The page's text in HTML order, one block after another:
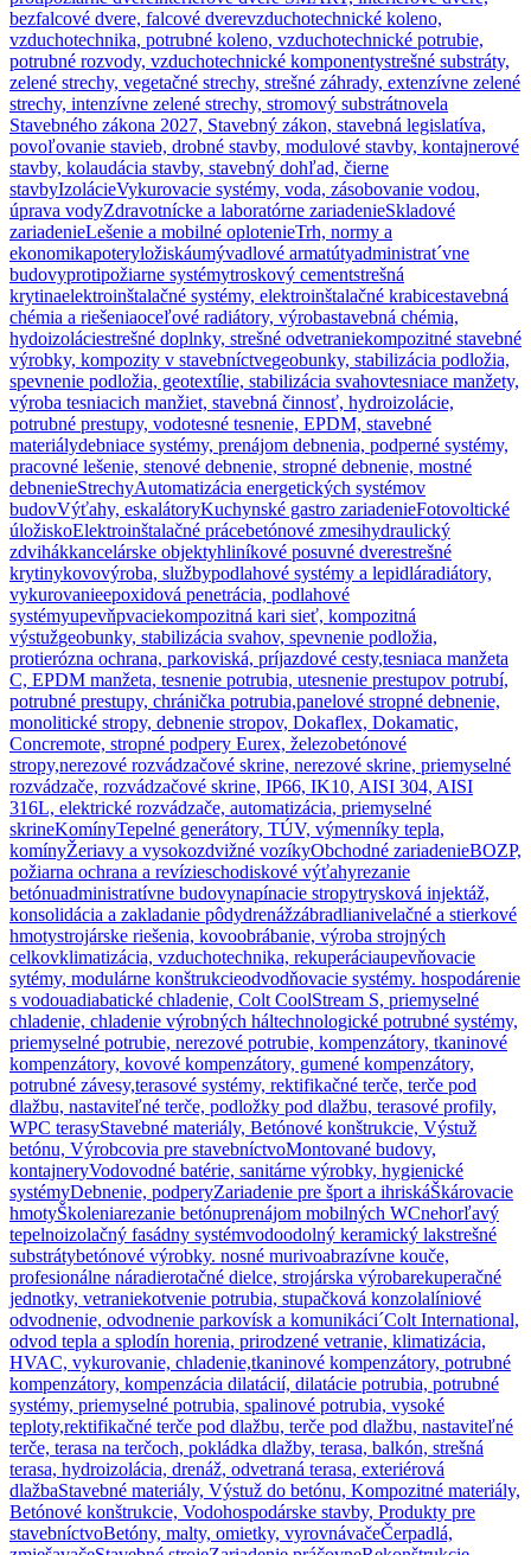
bezfalcové dvere, falcové dverevzduchotechnické koleno,
vzduchotechnika, potrubné koleno, vzduchotechnické potrubie,
potrubné rozvody, vzduchotechnické komponentystrešné substráty,
zelené strechy, vegetačné strechy, strešné záhrady, extenzívne zelené
strechy, intenzívne zelené strechy, stromový substrátnovela
Stavebného zákona 2027, Stavebný zákon, stavebná legislatíva,
povoľovanie stavieb, drobné stavby, modulové stavby, kontajnerové
stavby, kolaudácia stavby, stavebný dohľad, čierne
stavbyIzolácieVykurovacie systémy, voda, zásobovanie vodou,
úprava vodyZdravotnícke a laboratórne zariadenieSkladové
zariadenieLešenie a mobilné oplotenieTrh, normy a
ekonomikapoteryložiskáumývadlové armatútyadministrat´vne
budovyprotipožiarne systémytroskový cementstrešná
krytinaelektroinštalačné systémy, elektroinštalačné krabicestavebná
chémia a riešeniaoceľové radiátory, výrobastavebná chémia,
hydoizoláciestrešné doplnky, strešné odvetraniekompozitné stavebné
výrobky, kompozity v stavebníctvegeobunky, stabilizácia podložia,
spevnenie podložia, geotextílie, stabilizácia svahovtesniace manžety,
výroba tesniacich manžiet, stavebná činnosť, hydroizolácie,
potrubné prestupy, vodotesné tesnenie, EPDM, stavebné
materiálydebniace systémy, prenájom debnenia, podperné systémy,
pracovné lešenie, stenové debnenie, stropné debnenie, mostné
debnenieStrechyAutomatizácia energetických systémov
budovVýťahy, eskalátoryKuchynské gastro zariadenieFotovoltické
úložiskoElektroinštalačné prácebetónové zmesihydraulický
zdvihákkancelárske objektyhliníkové posuvné dverestrešné
krytinykovovýroba, službypodlahové systémy a lepidláradiátory,
vykurovanieepoxidová penetrácia, podlahové
systémyupevňpvaciekompozitná kari sieť, kompozitná
výstužgeobunky, stabilizácia svahov, spevnenie podložia,
protierózna ochrana, parkoviská, príjazdové cesty,tesniaca manžeta
C, EPDM manžeta, tesnenie potrubia, utesnenie prestupov potrubí,
potrubné prestupy, chránička potrubia,panelové stropné debnenie,
monolitické stropy, debnenie stropov, Dokaflex, Dokamatic,
Concremote, stropné podpery Eurex, železobetónové
stropy,nerezové rozvádzačové skrine, nerezové skrine, priemyselné
rozvádzače, rozvádzačové skrine, IP66, IK10, AISI 304, AISI
316L, elektrické rozvádzače, automatizácia, priemyselné
skrineKomínyTepelné generátory, TÚV, výmenníky tepla,
komínyŽeriavy a vysokozdvižné vozíkyObchodné zariadenieBOZP,
požiarna ochrana a revízieschodiskové výťahyrezanie
betónuadministratívne budovynapínacie stropytrysková injektáž,
konsolidácia a zakladanie pôdydrenážzábradlianivelačné a stierkové
hmotystrojárske riešenia, kovoobrábanie, výroba strojných
celkovklimatizácia, vzduchotechnika, rekuperáciaupevňovacie
sytémy, modulárne konštrukcieodvodňovacie systémy. hospodárenie
s vodouadiabatické chladenie, Colt CoolStream S, priemyselné
chladenie, chladenie výrobných háltechnologické potrubné systémy,
priemyselné potrubie, nerezové potrubie, kompenzátory, tkaninové
kompenzátory, kovové kompenzátory, gumené kompenzátory,
potrubné závesy,terasové systémy, rektifikačné terče, terče pod
dlažbu, nastaviteľné terče, podložky pod dlažbu, terasové profily,
WPC terasyStavebné materiály, Betónové konštrukcie, Výstuž
betónu, Výrobcovia pre stavebníctvoMontované budovy,
kontajneryVodovodné batérie, sanitárne výrobky, hygienické
systémyDebnenie, podperyZariadenie pre šport a ihriskáŠkárovacie
hmotyŠkoleniarezanie betónuprenájom mobilných WCnehorľavý
tepelnoizolačný fasádny systémvodoodolný keramický lakstrešné
substrátybetónové výrobky. nosné murivoabrazívne kouče,
profesionálne náradierotačné dielce, strojárska výrobarekuperačné
jednotky, vetraniekotvenie potrubia, stupačková konzolalíniové
odvodnenie, odvodnenie parkovísk a komunikáci´Colt International,
odvod tepla a splodín horenia, prirodzené vetranie, klimatizácia,
HVAC, vykurovanie, chladenie,tkaninové kompenzátory, potrubné
kompenzátory, kompenzácia dilatácií, dilatácie potrubia, potrubné
systémy, priemyselné potrubia, spalinové potrubia, vysoké
teploty,rektifikačné terče pod dlažbu, terče pod dlažbu, nastaviteľné
terče, terasa na terčoch, pokládka dlažby, terasa, balkón, strešná
terasa, hydroizolácia, drenáž, odvetraná terasa, exteriérová
dlažbaStavebné materiály, Výstuž do betónu, Kompozitné materiály,
Betónové konštrukcie, Vodohospodárske stavby, Produkty pre
stavebníctvoBetóny, malty, omietky, vyrovnávačeČerpadlá,